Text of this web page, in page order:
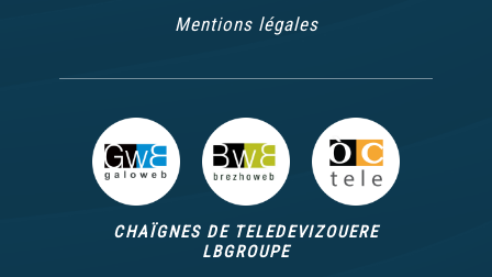
Mentions légales
CHAÏGNES DE TELEDEVIZOUERE
LBGROUPE